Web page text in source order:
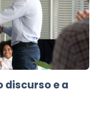
discurso e a